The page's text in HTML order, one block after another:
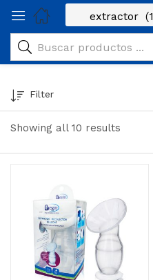
Showing all 10 results
Filter